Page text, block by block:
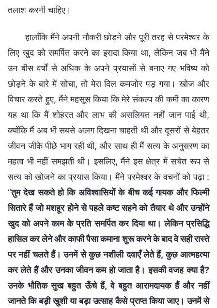
तलाश करनी चाहिए।
हालाँकि मैंने अपनी नौकरी छोड़ने और पूरी तरह से परमेश्वर के
लिए खुद को समर्पित करने का इरादा किया था, लेकिन जब भी मैंने
उन बीस वर्षों से अधिक के अपने प्रयासों से बनाए गए भविष्य को
छोड़ने के बारे में सोचा, तो मेरा दिल कमजोर पड़ गया। खोज और
विचार करते हुए, मैंने महसूस किया कि मेरे संकल्प की कमी का कारण
यह था कि मैं शोहरत और लाभ की असलियत नहीं जान पाई थी,
क्योंकि मैं अब भी सबसे अलग दिखना चाहती थी और दूसरों से बेहतर
जीवन जीके पीछे भाग रही थी, और साथ ही मैं सत्य के अनुसरण का
महत्व भी नहीं समझती थी। इसलिए, मैंने इस क्षेत्र में सचेत रूप से
सत्य को खोजने का प्रयास किया। मैंने परमेश्वर के वचनों को पढ़ा :
“तुम देख सकते हो कि अविश्वासियों के बीच कई गायक और फिल्मी
सितारे हैं जो मशहूर होने से पहले कष्ट सहने को तैयार थे और उन्होंने
खुद को अपने काम के प्रति समर्पित कर दिया था। लेकिन प्रसिद्धि
हासिल कर लेने और काफी पैसा कमाना शुरू करने के बाद वे सही रास्ते
पर नहीं चलते हैं। उनमें से कुछ नशीली दवाएँ लेते हैं, कुछ आत्महत्या
कर लेते हैं और उनका जीवन कम हो जाता है। इसकी वजह क्या है?
उनके भौतिक सुख बहुत ऊँचे हैं, वे बहुत आरामदायक हैं और नहीं
जानते कि बड़ी खुशी या बड़ा उत्साह कैसे प्राप्त किया जाए। उनमें से